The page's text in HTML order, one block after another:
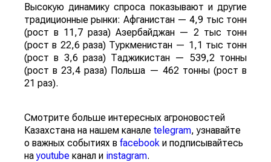
Высокую динамику спроса показывают и другие
традиционные рынки: Афганистан — 4,9 тыс тонн
(рост в 11,7 раза) Азербайджан — 2 тыс тонн
(рост в 22,6 раза) Туркменистан — 1,1 тыс тонн
(рост в 3,6 раза) Таджикистан — 539,2 тонны
(рост в 23,4 раза) Польша — 462 тонны (рост в
21 раз).
Смотрите больше интересных агроновостей
Казахстана на нашем канале telegram, узнавайте
о важных событиях в facebook и подписывайтесь
наyoutube канал и instagram.